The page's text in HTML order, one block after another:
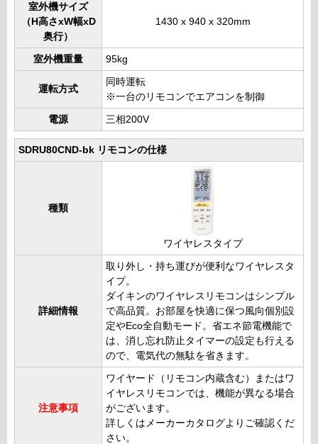
室外機サイズ
（H高さxW幅xD
奥行）
1430 x 940 x 320mm
室外機重量 95kg
運転方式
同時運転
※一台のリモコンでエアコンを制御
電源 三相200V
SDRU80CND-bk リモコンの仕様
種類
ワイヤレスタイプ
詳細情報
取り外し・持ち運びが便利なワイヤレスタ
イプ。
ダイキンのワイヤレスリモコンはシンプル
で高品質。お部屋を快適に保つ風向個別設
定やEco全自動モード。省エネ節電機能で
は、消し忘れ防止タイマーの設定も行える
ので、電気代の無駄を省きます。
注意事項
ワイヤード（リモコン内蔵含む）またはワ
イヤレスリモコンでは、機能が異なる場合
がございます。
詳しくはメーカーカタログよりご確認くだ
さい。